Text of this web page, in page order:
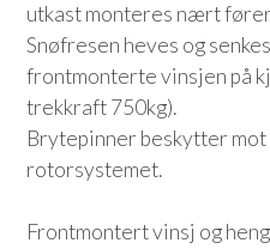
utkast monteres nært
Snøfresen heves og
frontmonterte vinsjen på
trekkraft 750kg).
Brytepinner beskytter
rotorsystemet.
Frontmontert vinsj og